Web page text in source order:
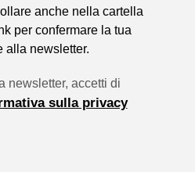
anche nella cartella
per confermare la tua
alla newsletter.
newsletter, accetti di
sulla privacy